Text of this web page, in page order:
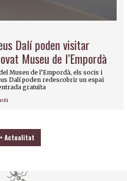
Dalí poden visitar
Museu de l’Empordà
Museu de l’Empordà, els socis i
Dalí poden redescobrir un espai
gratuïta
+ Actualitat